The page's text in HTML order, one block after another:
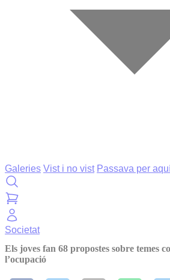
Galeries Vist i no vist Passava per
Societat
Els joves fan 68 propostes sobre temes
l’ocupació